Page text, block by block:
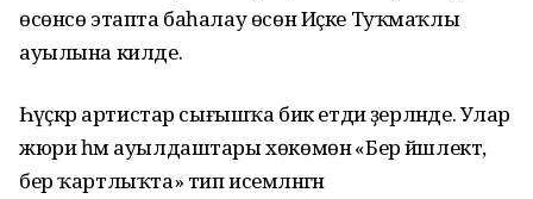
өсөнсө этапта баһалау өсөн Иҫке Туҡмаҡлы
ауылына килде.
Һәүәҫкәр артистар сығышҡа бик етди әҙерләнде. Улар
жюри һәм ауылдаштары хөкөмөнә «Бер йәшлектә,
бер ҡартлыҡта» тип исемләнгән